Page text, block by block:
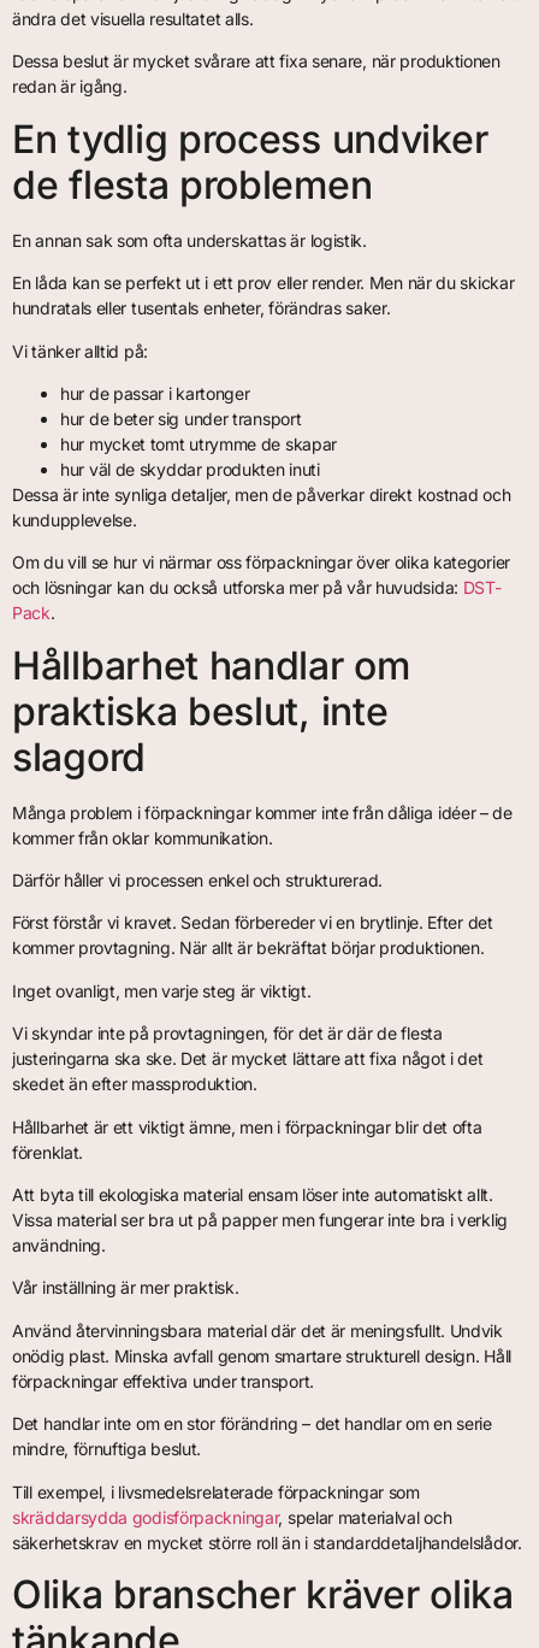
ändra det visuella resultatet alls.
Dessa beslut är mycket svårare att fixa senare, när produktionen
redan är igång.
En tydlig process undviker
de flesta problemen
En annan sak som ofta underskattas är logistik.
En låda kan se perfekt ut i ett prov eller render. Men när du skickar
hundratals eller tusentals enheter, förändras saker.
Vi tänker alltid på:
hur de passar i kartonger
hur de beter sig under transport
hur mycket tomt utrymme de skapar
hur väl de skyddar produkten inuti
Dessa är inte synliga detaljer, men de påverkar direkt kostnad och
kundupplevelse.
Om du vill se hur vi närmar oss förpackningar över olika kategorier
och lösningar kan du också utforska mer på vår huvudsida: DST-
Pack.
Hållbarhet handlar om
praktiska beslut, inte
slagord
Många problem i förpackningar kommer inte från dåliga idéer – de
kommer från oklar kommunikation.
Därför håller vi processen enkel och strukturerad.
Först förstår vi kravet. Sedan förbereder vi en brytlinje. Efter det
kommer provtagning. När allt är bekräftat börjar produktionen.
Inget ovanligt, men varje steg är viktigt.
Vi skyndar inte på provtagningen, för det är där de flesta
justeringarna ska ske. Det är mycket lättare att fixa något i det
skedet än efter massproduktion.
Hållbarhet är ett viktigt ämne, men i förpackningar blir det ofta
förenklat.
Att byta till ekologiska material ensam löser inte automatiskt allt.
Vissa material ser bra ut på papper men fungerar inte bra i verklig
användning.
Vår inställning är mer praktisk.
Använd återvinningsbara material där det är meningsfullt. Undvik
onödig plast. Minska avfall genom smartare strukturell design. Håll
förpackningar effektiva under transport.
Det handlar inte om en stor förändring – det handlar om en serie
mindre, förnuftiga beslut.
Till exempel, i livsmedelsrelaterade förpackningar som
skräddarsydda godisförpackningar, spelar materialval och
säkerhetskrav en mycket större roll än i standarddetaljhandelslådor.
Olika branscher kräver olika